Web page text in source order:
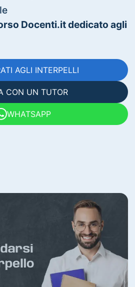
Docenti.it dedicato agli
AGLI INTERPELLI
CON UN TUTOR
WHATSAPP